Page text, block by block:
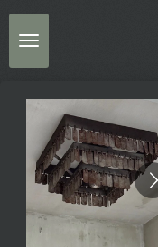
Ga
direct
naar
hoofdinhoud